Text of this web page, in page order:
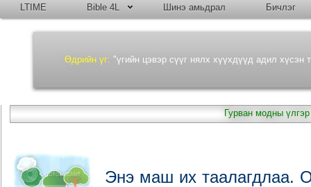
LTIME Bible 4L Шинэ амьдрал Бичлэг
Өдрийн үг: "үгийн цэвэр сүүг нялх хүүхдүүд адил
Гурван модны үлгэр
Энэ маш их таалагдлаа.